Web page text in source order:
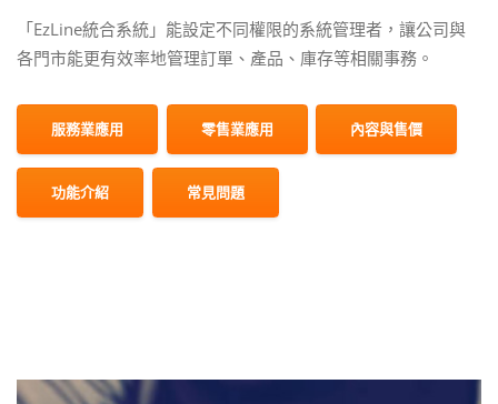
「EzLine統合系統」能設定不同權限的系統管理者，讓公司與
各門市能更有效率地管理訂單、產品、庫存等相關事務。
服務業應用 零售業應用 內容與售價
功能介紹 常見問題